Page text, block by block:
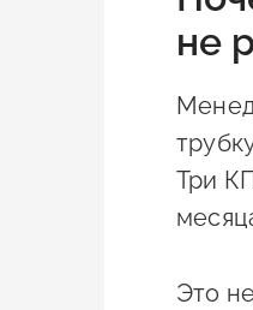
не
Три
Это